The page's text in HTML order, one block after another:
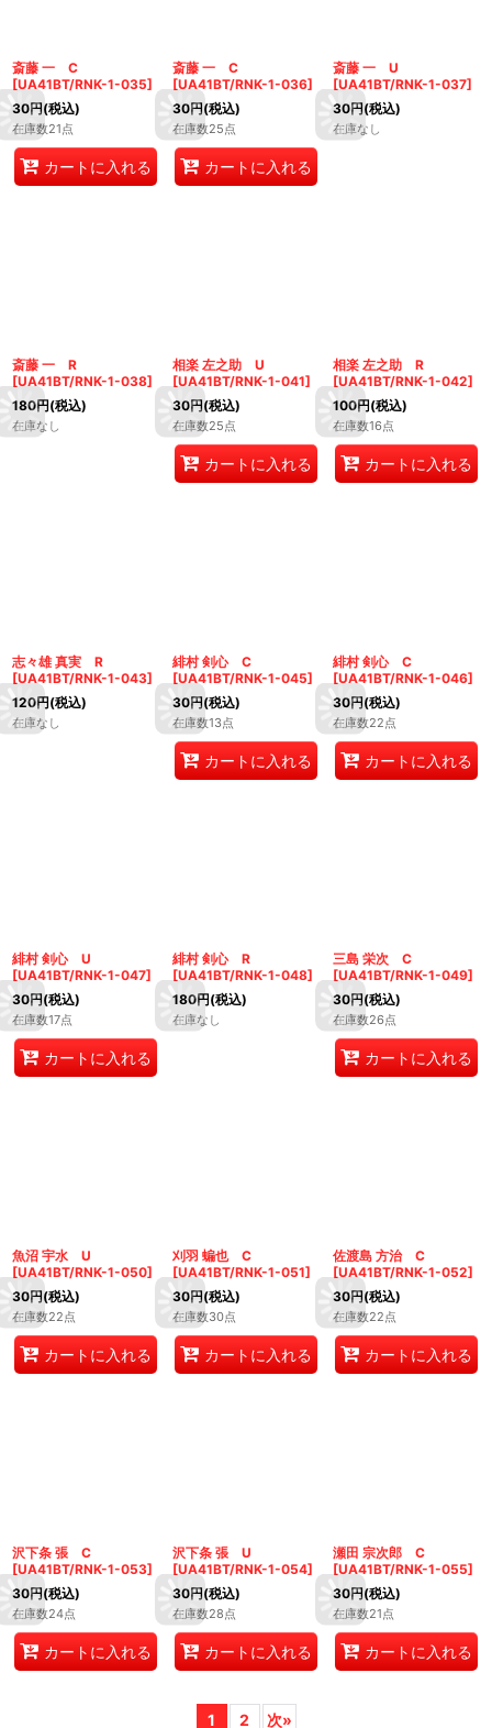
斎藤 一 C
[UA41BT/RNK-1-035]
30円(税込)
在庫数21点
カートに入れる
斎藤 一 C
[UA41BT/RNK-1-036]
30円(税込)
在庫数25点
カートに入れる
斎藤 一 U
[UA41BT/RNK-1-037]
30円(税込)
在庫なし
斎藤 一 R
[UA41BT/RNK-1-038]
180円(税込)
在庫なし
相楽 左之助 U
[UA41BT/RNK-1-041]
30円(税込)
在庫数25点
カートに入れる
相楽 左之助 R
[UA41BT/RNK-1-042]
100円(税込)
在庫数16点
カートに入れる
志々雄 真実 R
[UA41BT/RNK-1-043]
120円(税込)
在庫なし
緋村 剣心 C
[UA41BT/RNK-1-045]
30円(税込)
在庫数13点
カートに入れる
緋村 剣心 C
[UA41BT/RNK-1-046]
30円(税込)
在庫数22点
カートに入れる
緋村 剣心 U
[UA41BT/RNK-1-047]
30円(税込)
在庫数17点
カートに入れる
緋村 剣心 R
[UA41BT/RNK-1-048]
180円(税込)
在庫なし
三島 栄次 C
[UA41BT/RNK-1-049]
30円(税込)
在庫数26点
カートに入れる
魚沼 宇水 U
[UA41BT/RNK-1-050]
30円(税込)
在庫数22点
カートに入れる
刈羽 蝙也 C
[UA41BT/RNK-1-051]
30円(税込)
在庫数30点
カートに入れる
佐渡島 方治 C
[UA41BT/RNK-1-052]
30円(税込)
在庫数22点
カートに入れる
沢下条 張 C
[UA41BT/RNK-1-053]
30円(税込)
在庫数24点
カートに入れる
沢下条 張 U
[UA41BT/RNK-1-054]
30円(税込)
在庫数28点
カートに入れる
瀬田 宗次郎 C
[UA41BT/RNK-1-055]
30円(税込)
在庫数21点
カートに入れる
1 2 次»